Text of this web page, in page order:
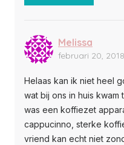
Melissa
februari 20,
Helaas kan ik niet heel
wat bij ons in huis
was een koffiezet
cappucinno, sterke
vriend kan echt niet